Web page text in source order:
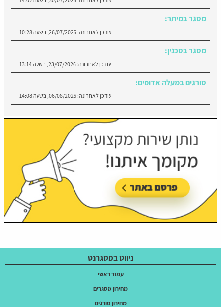
מסגר במיתר:
מסגר בסכנין:
סורגים במעלה אדומים:
ניווט במסגרנט
עמוד ראשי
מחירון מסגרים
מחירון סורגים